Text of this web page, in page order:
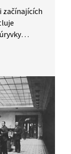
začínajících
tzv.